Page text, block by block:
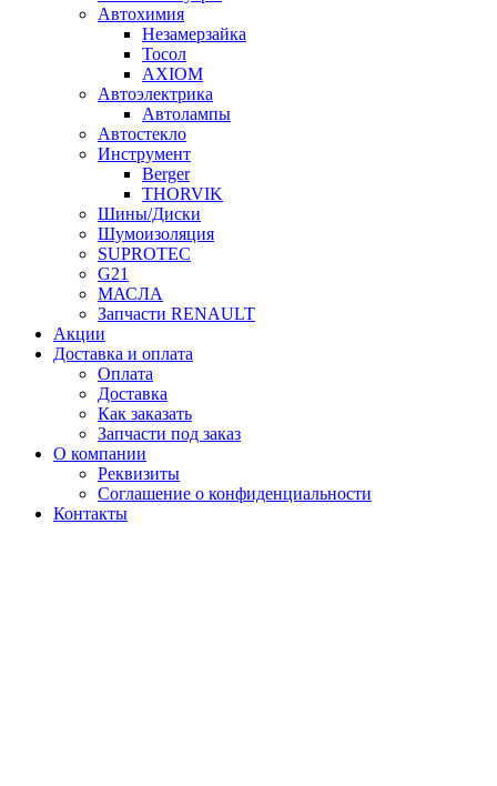
Автохимия
Незамерзайка
Тосол
AXIOM
Автоэлектрика
Автолампы
Автостекло
Инструмент
Berger
THORVIK
Шины/Диски
Шумоизоляция
SUPROTEC
G21
МАСЛА
Запчасти RENAULT
Акции
Доставка и оплата
Оплата
Доставка
Как заказать
Запчасти под заказ
О компании
Реквизиты
Соглашение о конфиденциальности
Контакты